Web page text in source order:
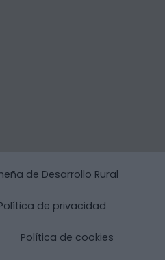
de Desarrollo Rural
de privacidad
Política de cookies